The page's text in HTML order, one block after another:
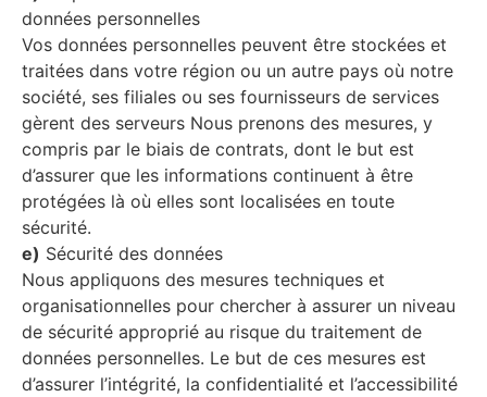
données personnelles
Vos données personnelles peuvent être stockées et
traitées dans votre région ou un autre pays où notre
société, ses filiales ou ses fournisseurs de services
gèrent des serveurs Nous prenons des mesures, y
compris par le biais de contrats, dont le but est
d’assurer que les informations continuent à être
protégées là où elles sont localisées en toute
sécurité.
e) Sécurité des données
Nous appliquons des mesures techniques et
organisationnelles pour chercher à assurer un niveau
de sécurité approprié au risque du traitement de
données personnelles. Le but de ces mesures est
d’assurer l’intégrité, la confidentialité et l’accessibilité